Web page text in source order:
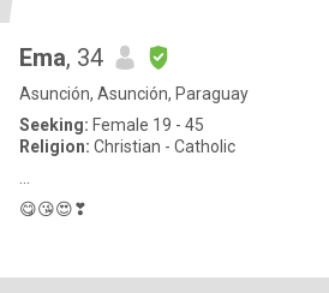
Ema, 34
Asunción, Asunción, Paraguay
Seeking: Female 19 - 45
Religion: Christian - Catholic
😋😘😍❣